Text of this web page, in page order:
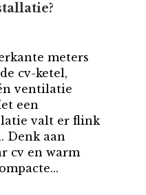
meters
cv-ketel,
ventilatie
een
valt er flink
Denk aan
cv en warm